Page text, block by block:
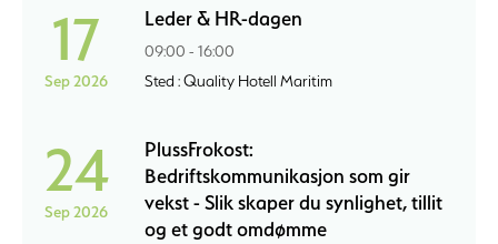
17
Sep 2026
Leder & HR-dagen
09:00 - 16:00
Sted : Quality Hotell Maritim
24
Sep 2026
PlussFrokost:
Bedriftskommunikasjon som gir
vekst - Slik skaper du synlighet, tillit
og et godt omdømme